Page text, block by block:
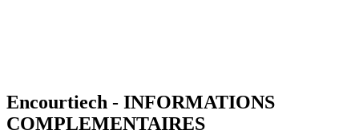
Encourtiech - INFORMATIONS
COMPLEMENTAIRES